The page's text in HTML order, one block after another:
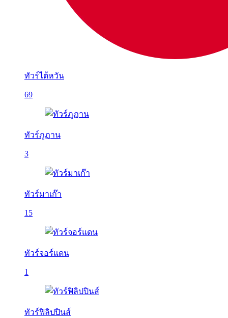
ทัวร์ไต้หวัน
69
ทัวร์ภูฏาน
3
ทัวร์มาเก๊า
15
ทัวร์จอร์แดน
1
ทัวร์ฟิลิปปินส์